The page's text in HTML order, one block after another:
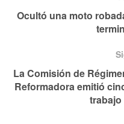
Ocultó una moto
La Comisión de
Reformadora emitió